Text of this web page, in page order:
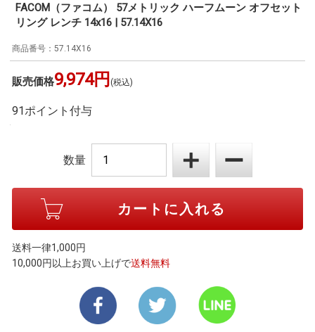
FACOM（ファコム） 57メトリック ハーフムーン オフセット
リング レンチ 14x16 | 57.14X16
57.14X16
販売価格9,974円 (税込)
91ポイント付与
数量
送料一律1,000円
10,000円以上お買い上げで送料無料